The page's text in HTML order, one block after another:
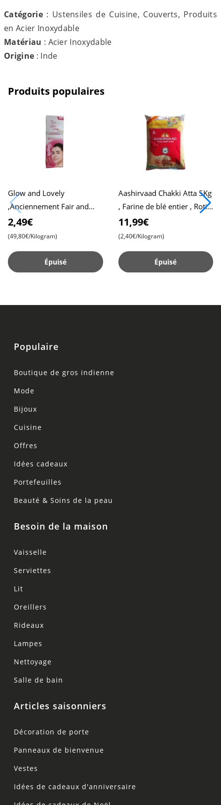
Catégorie : Ustensiles de Cuisine, Couverts, Produits
en Acier Inoxydable
Matériau : Acier Inoxydable
Origine : Inde
Produits populaires
Glow and Lovely
,Anciennement Fair and
Lovely, 50g Pack , Formule
Avancée pour une Peau
2,49€
(49,80€/Kilogram)
Épuisé
Aashirvaad Chakki Atta 5Kg
, Farine de blé entier , Roti
moelleux , Chapati
11,99€
(2,40€/Kilogram)
Épuisé
Populaire
Boutique de gros indienne
Mode
Bijoux
Cuisine
Offres
Idées cadeaux
Portefeuilles
Beauté & Soins de la peau
Besoin de la maison
Vaisselle
Serviettes
Lit
Oreillers
Rideaux
Lampes
Nettoyage
Salle de bain
Articles saisonniers
Décoration de porte
Panneaux de bienvenue
Vestes
Idées de cadeaux d'anniversaire